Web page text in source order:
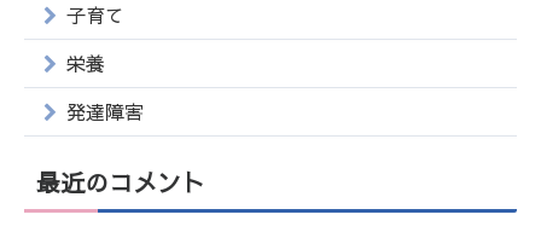
子育て
栄養
発達障害
最近のコメント